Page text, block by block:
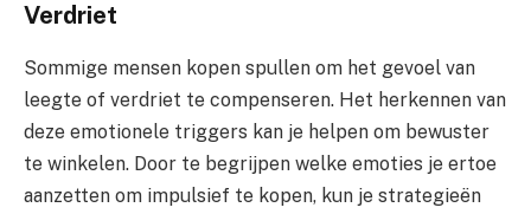
Verdriet
Sommige mensen kopen spullen om het gevoel van
leegte of verdriet te compenseren. Het herkennen van
deze emotionele triggers kan je helpen om bewuster
te winkelen. Door te begrijpen welke emoties je ertoe
aanzetten om impulsief te kopen, kun je strategieën